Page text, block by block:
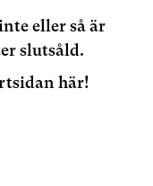
eller så är
slutsåld.
här!